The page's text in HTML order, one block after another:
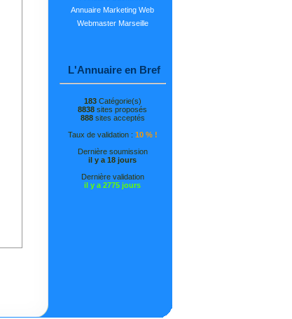
Annuaire Marketing Web
Webmaster Marseille
L'Annuaire en Bref
183Catégorie(s)
8838 sites proposés
888sites acceptés
Taux de validation : 10 % !
Dernière soumission
il y a 18 jours
Dernière validation
il y a 2775 jours